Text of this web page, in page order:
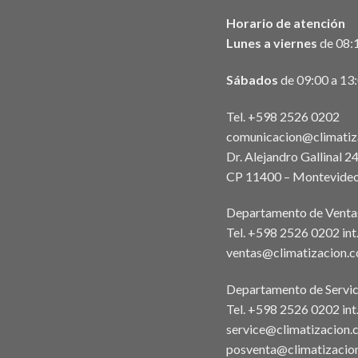
Horario de atención
Lunes a viernes de
Sábados de 09:00 a
Tel. +598 2526 0202
Dr. Alejandro Gallinal
CP 11400 –
Departamento de
Tel. +598 2526 0202
Departamento de
Tel. +598 2526 0202